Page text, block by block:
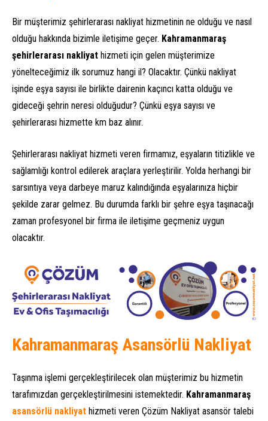
Bir müşterimiz şehirlerarası nakliyat hizmetinin ne olduğu ve nasıl
olduğu hakkında bizimle iletişime geçer. Kahramanmaraş
şehirlerarası nakliyat hizmeti için gelen müşterimize
yönelteceğimiz ilk sorumuz hangi il? Olacaktır. Çünkü nakliyat
işinde eşya sayısı ile birlikte dairenin kaçıncı katta olduğu ve
gideceği şehrin neresi olduğudur? Çünkü eşya sayısı ve
şehirlerarası hizmette km baz alınır.
Şehirlerarası nakliyat hizmeti veren firmamız, eşyaların titizlikle ve
sağlamlığı kontrol edilerek araçlara yerleştirilir. Yolda herhangi bir
sarsıntıya veya darbeye maruz kalındığında eşyalarınıza hiçbir
şekilde zarar gelmez. Bu durumda farklı bir şehre eşya taşınacağı
zaman profesyonel bir firma ile iletişime geçmeniz uygun
olacaktır.
Kahramanmaraş Asansörlü Nakliyat
Taşınma işlemi gerçekleştirilecek olan müşterimiz bu hizmetin
tarafımızdan gerçekleştirilmesini istemektedir. Kahramanmaraş
asansörlü nakliyat hizmeti veren Çözüm Nakliyat asansör talebi